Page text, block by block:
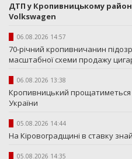
ДТП у Кропивницькому
Volkswagen
06.08.2026 14:57
70-річний кропивничанин
масштабної схеми продажу
06.08.2026 13:38
Кропивницький прощатиметься
України
05.08.2026 14:44
На Кіровоградщині в ставку
05.08.2026 14:35